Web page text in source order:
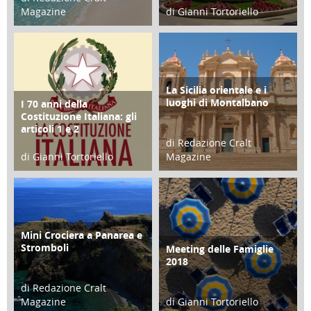
Magazine
25 Giugno 2016
di Gianni Tortoriello
16 Febbraio 2018
FOCUS
I 70 anni della
Costituzione Italiana: gli
articoli 1 e 2
di Gianni Tortoriello
17 Marzo 2018
ATTIVITÀ
La Sicilia orientale e i
luoghi di Montalbano
di Redazione Cralt
Magazine
01 Febbraio 2018
TURISMO
Mini Crociera a Panarea e
Stromboli
di Redazione Cralt
Magazine
EVENTI
Meeting delle Famiglie
2018
di Gianni Tortoriello